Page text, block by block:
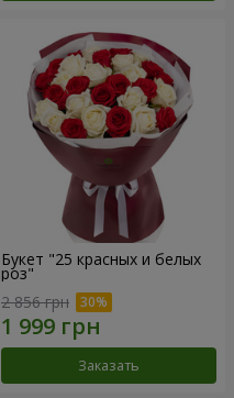
Букет "25 красных и белых
роз"
2 856 грн
Заказать